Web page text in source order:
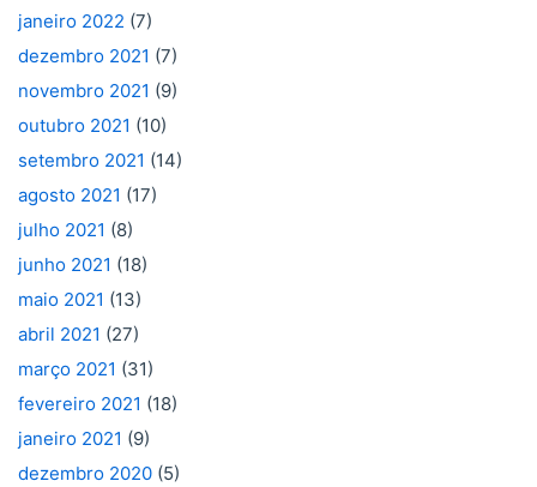
janeiro 2022 (7)
dezembro 2021 (7)
novembro 2021 (9)
outubro 2021 (10)
setembro 2021 (14)
agosto 2021 (17)
julho 2021 (8)
junho 2021 (18)
maio 2021 (13)
abril 2021 (27)
março 2021 (31)
fevereiro 2021 (18)
janeiro 2021 (9)
dezembro 2020 (5)